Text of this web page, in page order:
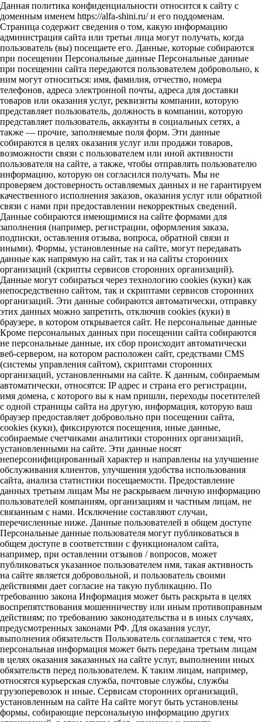
Данная политика конфиденциальности относится к сайту с
доменным именем https://alfa-shini.ru/ и его поддоменам.
Страница содержит сведения о том, какую информацию
администрация сайта или третьи лица могут получать, когда
пользователь (вы) посещаете его. Данные, которые собираются
при посещении Персональные данные Персональные данные
при посещении сайта передаются пользователем добровольно, к
ним могут относиться: имя, фамилия, отчество, номера
телефонов, адреса электронной почты, адреса для доставки
товаров или оказания услуг, реквизиты компании, которую
представляет пользователь, должность в компании, которую
представляет пользователь, аккаунты в социальных сетях, а
также — прочие, заполняемые поля форм. Эти данные
собираются в целях оказания услуг или продажи товаров,
возможности связи с пользователем или иной активности
пользователя на сайте, а также, чтобы отправлять пользователю
информацию, которую он согласился получать. Мы не
проверяем достоверность оставляемых данных и не гарантируем
качественного исполнения заказов, оказания услуг или обратной
связи с нами при предоставлении некорректных сведений.
Данные собираются имеющимися на сайте формами для
заполнения (например, регистрации, оформления заказа,
подписки, оставления отзыва, вопроса, обратной связи и
иными). Формы, установленные на сайте, могут передавать
данные как напрямую на сайт, так и на сайты сторонних
организаций (скрипты сервисов сторонних организаций).
Данные могут собираться через технологию cookies (куки) как
непосредственно сайтом, так и скриптами сервисов сторонних
организаций. Эти данные собираются автоматически, отправку
этих данных можно запретить, отключив cookies (куки) в
браузере, в котором открывается сайт. Не персональные данные
Кроме персональных данных при посещении сайта собираются
не персональные данные, их сбор происходит автоматически
веб-сервером, на котором расположен сайт, средствами CMS
(системы управления сайтом), скриптами сторонних
организаций, установленными на сайте. К данным, собираемым
автоматически, относятся: IP адрес и страна его регистрации,
имя домена, с которого вы к нам пришли, переходы посетителей
с одной страницы сайта на другую, информация, которую ваш
браузер предоставляет добровольно при посещении сайта,
cookies (куки), фиксируются посещения, иные данные,
собираемые счетчиками аналитики сторонних организаций,
установленными на сайте. Эти данные носят
неперсонифицированный характер и направлены на улучшение
обслуживания клиентов, улучшения удобства использования
сайта, анализа статистики посещаемости. Предоставление
данных третьим лицам Мы не раскрываем личную информацию
пользователей компаниям, организациям и частным лицам, не
связанным с нами. Исключение составляют случаи,
перечисленные ниже. Данные пользователей в общем доступе
Персональные данные пользователя могут публиковаться в
общем доступе в соответствии с функционалом сайта,
например, при оставлении отзывов / вопросов, может
публиковаться указанное пользователем имя, такая активность
на сайте является добровольной, и пользователь своими
действиями дает согласие на такую публикацию. По
требованию закона Информация может быть раскрыта в целях
воспрепятствования мошенничеству или иным противоправным
действиям; по требованию законодательства и в иных случаях,
предусмотренных законами РФ. Для оказания услуг,
выполнения обязательств Пользователь соглашается с тем, что
персональная информация может быть передана третьим лицам
в целях оказания заказанных на сайте услуг, выполнении иных
обязательств перед пользователем. К таким лицам, например,
относятся курьерская служба, почтовые службы, службы
грузоперевозок и иные. Сервисам сторонних организаций,
установленным на сайте На сайте могут быть установлены
формы, собирающие персональную информацию других